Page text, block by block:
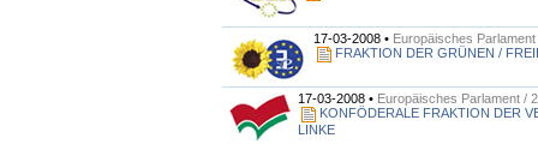
17-03-2008 • Europäisches
FRAKTION DER GRÜNEN /
17-03-2008 • Europäisches Parlament /
KONFÖDERALE FRAKTION DER
LINKE